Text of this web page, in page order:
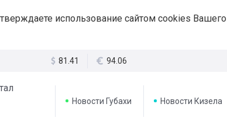
использование сайтом cookies
81.41 94.06
Новости Губахи Новости Кизела